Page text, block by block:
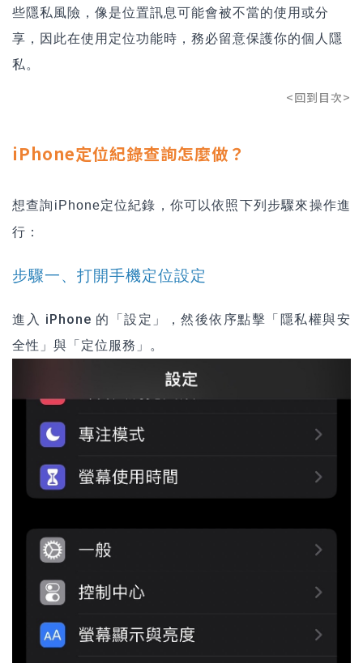
些隱私風險，像是位置訊息可能會被不當的使用或分
享，因此在使用定位功能時，務必留意保護你的個人隱
私。
<回到目次>
iPhone定位紀錄查詢怎麼做？
想查詢iPhone定位紀錄，你可以依照下列步驟來操作進
行：
步驟一、打開手機定位設定
進入 iPhone 的「設定」，然後依序點擊 「隱私權與安
全性」與「定位服務」
。